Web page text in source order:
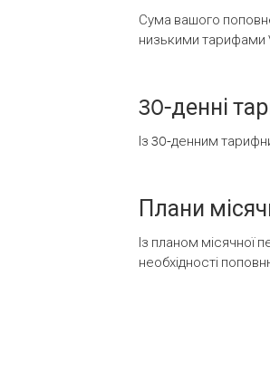
Сума вашого
низькими тарифами
30-денні
Із 30-денним
Плани
Із планом місячної
необхідності